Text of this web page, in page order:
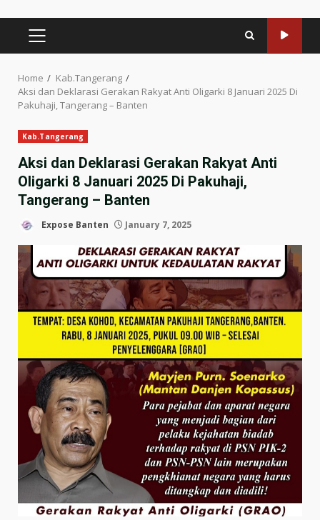
PRIMARY
MENU
Home
Kab.Tangerang
Aksi dan Deklarasi Gerakan Rakyat Anti Oligarki 8 Januari 2025 Di
Pakuhaji, Tangerang – Banten
Kab.Tangerang
Aksi dan Deklarasi Gerakan Rakyat Anti
Oligarki 8 Januari 2025 Di Pakuhaji,
Tangerang – Banten
Expose Banten January 7, 2025